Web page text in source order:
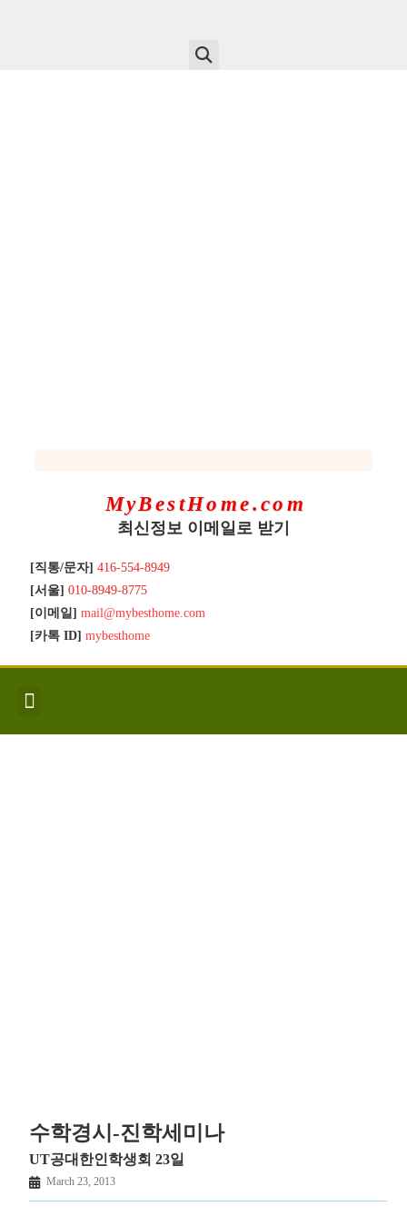
MyBestHome.com
최신정보 이메일로 받기
[직통/문자] 416-554-8949
[서울] 010-8949-8775
[이메일] mail@mybesthome.com
[카톡 ID] mybesthome
수학경시-진학세미나
UT공대한인학생회 23일
March 23, 2013